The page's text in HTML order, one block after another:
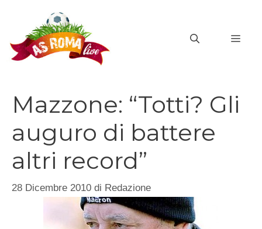
contenuto
Mazzone: “Totti? Gli
auguro di battere
altri record”
28 Dicembre 2010 di Redazione